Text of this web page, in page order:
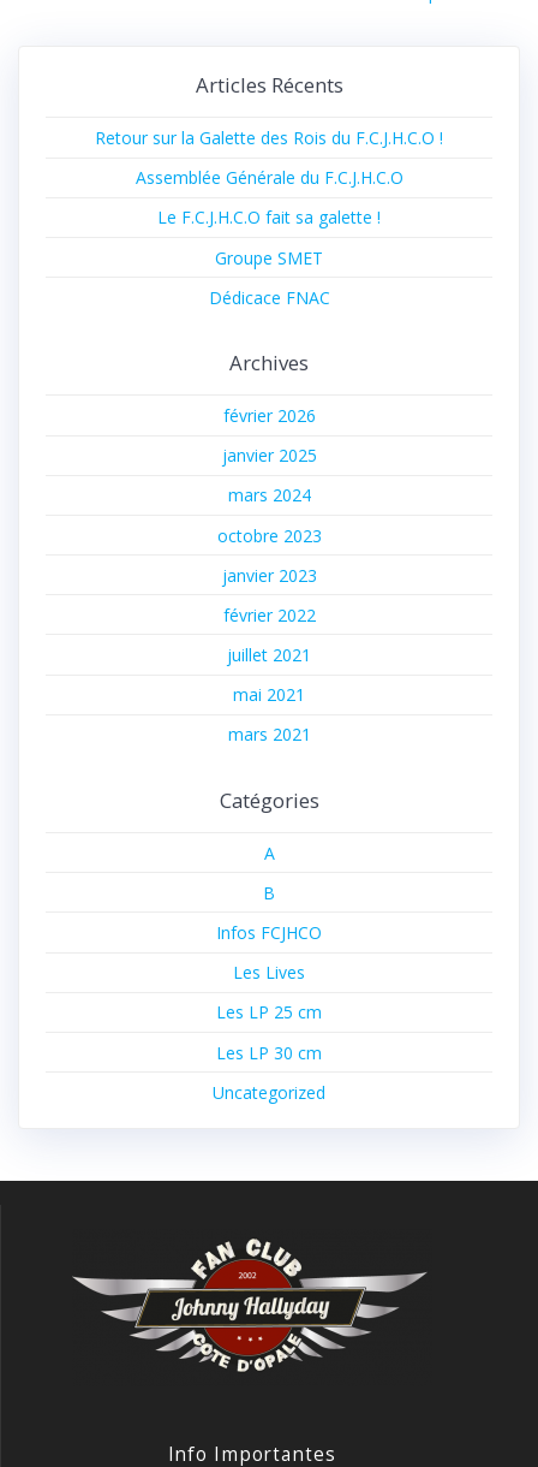
Articles Récents
Retour sur la Galette des Rois du F.C.J.H.C.O !
Assemblée Générale du F.C.J.H.C.O
Le F.C.J.H.C.O fait sa galette !
Groupe SMET
Dédicace FNAC
Archives
février 2026
janvier 2025
mars 2024
octobre 2023
janvier 2023
février 2022
juillet 2021
mai 2021
mars 2021
Catégories
A
B
Infos FCJHCO
Les Lives
Les LP 25 cm
Les LP 30 cm
Uncategorized
Info Importantes